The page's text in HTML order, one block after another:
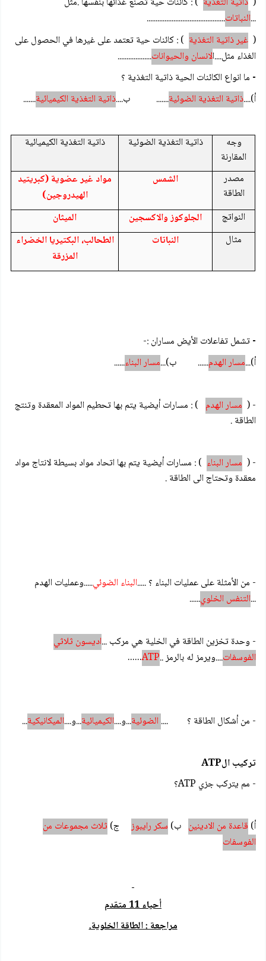
...النباتات............................................
( غير ذاتية التغذية ) : كائنات حية تعتمد على غيرها في الحصول على
الغذاء مثل....الانسان والحيوانات...................
- ما انواع الكائنات الحية ذاتية التغذية ؟
أ)....ذاتية التغذية الضوئية....... ب....ذاتية التغذية الكيميائية.......
وجه
المقارنة
ذاتية التغذية الضوئية ذاتية التغذية الكيميائية
مصدر
الطاقة
الشمس
مواد غير عضوية (كبريتيد
الهيدروجين)
النواتج
الجلوكوز والاكسجين
الميثان
مثال
النباتات
الطحالب، البكتيريا الخضراء
المزرقة
-تشمل تفاعلات الأيض مساران :-
أ)...مسار الهدم...... ب)...مسار البناء......
- ( مسار الهدم ) : مسارات أيضية يتم بها تحطيم المواد المعقدة وتنتج
الطاقة .
- ( مسار البناء ) : مسارات أيضية يتم بها اتحاد مواد بسيطة لانتاج مواد
معقدة وتحتاج الى الطاقة .
- من الأمثلة على عمليات البناء ؟ .....البناء الضوئي.....وعمليات الهدم
...التنفس الخلوي......
- وحدة تخزين الطاقة في الخلية هي مركب ...اديسون ثلاثي
الفوسفات....ويرمز له بالرمز ..ATP
......
- من أشكال الطاقة ؟ .... الضوئية...و....الكيميائية...و....الميكانيكية...
تركيب الATP
- مم يتركب جزي ATP؟
أ) قاعدة من الادينين ب) سكر رايبوزج) ثلاث مجموعات من
الفوسفات
أحياء 11 متقدم
مراجعة : الطاقة الخلوية.